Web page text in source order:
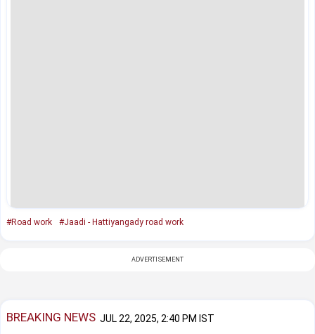
#Road work #Jaadi - Hattiyangady road work
ADVERTISEMENT
BREAKING NEWS JUL 22, 2025, 2:40 PM IST